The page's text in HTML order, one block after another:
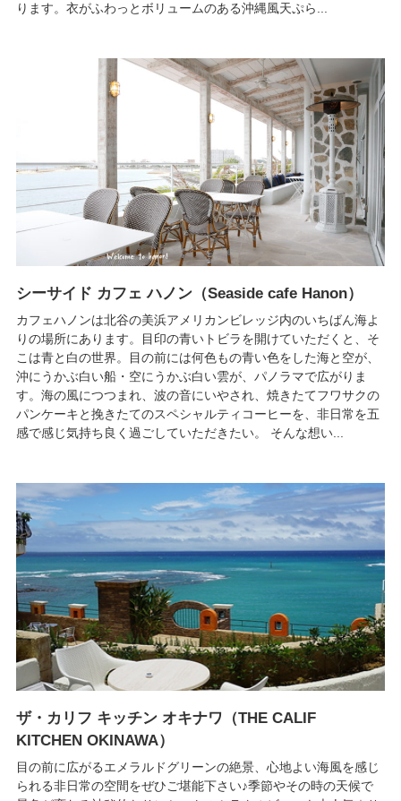
ります。衣がふわっとボリュームのある沖縄風天ぷら...
シーサイド カフェ ハノン（Seaside cafe Hanon）
カフェハノンは北谷の美浜アメリカンビレッジ内のいちばん海よ
りの場所にあります。目印の青いトビラを開けていただくと、そ
こは青と白の世界。目の前には何色もの青い色をした海と空が、
沖にうかぶ白い船・空にうかぶ白い雲が、パノラマで広がりま
す。海の風につつまれ、波の音にいやされ、焼きたてフワサクの
パンケーキと挽きたてのスペシャルティコーヒーを、非日常を五
感で感じ気持ち良く過ごしていただきたい。 そんな想い...
ザ・カリフ キッチン オキナワ（THE CALIF
KITCHEN OKINAWA）
目の前に広がるエメラルドグリーンの絶景、心地よい海風を感じ
られる非日常の空間をぜひご堪能下さい♪季節やその時の天候で